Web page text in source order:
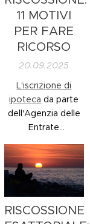
11 MOTIVI
PER FARE
RICORSO
20.09.2025
L'iscrizione di
ipoteca da parte
dell'Agenzia delle
Entrate
Equitalia) è una
delle misure più
temute dai
contribuenti:
vedere la propria
RISCOSSIONE